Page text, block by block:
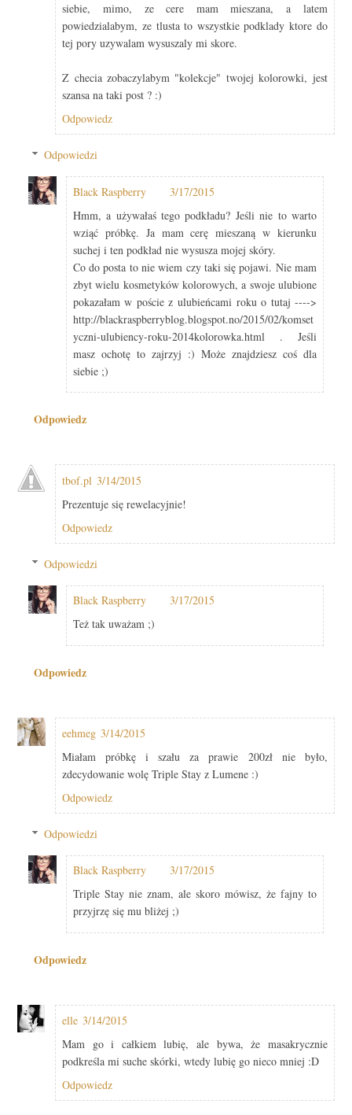
siebie, mimo, ze cere mam mieszana, a latem
powiedzialabym, ze tlusta to wszystkie podklady ktore do
tej pory uzywalam wysuszaly mi skore.
Z checia zobaczylabym "kolekcje" twojej kolorowki, jest
szansa na taki post ? :)
Odpowiedz
Odpowiedzi
Black Raspberry
3/17/2015
Hmm, a używałaś tego podkładu? Jeśli nie to warto
wziąć próbkę. Ja mam cerę mieszaną w kierunku
suchej i ten podkład nie wysusza mojej skóry.
Co do posta to nie wiem czy taki się pojawi. Nie mam
zbyt wielu kosmetyków kolorowych, a swoje ulubione
pokazałam w poście z ulubieńcami roku o tutaj ---->
http://blackraspberryblog.blogspot.no/2015/02/komset
yczni-ulubiency-roku-2014kolorowka.html . Jeśli
masz ochotę to zajrzyj :) Może znajdziesz coś dla
siebie ;)
Odpowiedz
tbof.pl 3/14/2015
Prezentuje się rewelacyjnie!
Odpowiedz
Odpowiedzi
Black Raspberry
3/17/2015
Też tak uważam ;)
Odpowiedz
eehmeg 3/14/2015
Miałam próbkę i szału za prawie 200zł nie było,
zdecydowanie wolę Triple Stay z Lumene :)
Odpowiedz
Odpowiedzi
Black Raspberry
3/17/2015
Triple Stay nie znam, ale skoro mówisz, że fajny to
przyjrzę się mu bliżej ;)
Odpowiedz
elle 3/14/2015
Mam go i całkiem lubię, ale bywa, że masakrycznie
podkreśla mi suche skórki, wtedy lubię go nieco mniej :D
Odpowiedz